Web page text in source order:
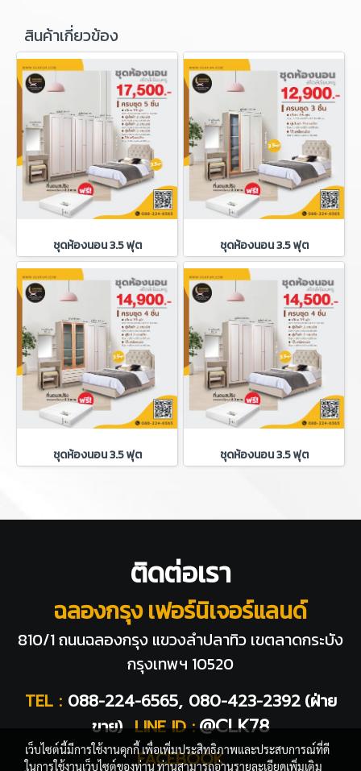
สินค้าเกี่ยวข้อง
ชุดห้องนอน 3.5 ฟุต ชุดห้องนอน 3.5 ฟุต
ชุดห้องนอน 3.5 ฟุต ชุดห้องนอน 3.5 ฟุต
ติดต่อเรา
ฉลองกรุง เฟอร์นิเจอร์แลนด์
810/1 ถนนฉลองกรุง แขวงลำปลาทิว เขตลาดกระบัง
กรุงเทพฯ 10520
TEL : 088-224-6565, 080-423-2392 (ฝ่าย
ขาย) LINE ID : @CLK78
FACEBOOK
เว็บไซต์นี้มีการใช้งานคุกกี้ เพื่อเพิ่มประสิทธิภาพและประสบการณ์ที่ดี
ในการใช้งานเว็บไซต์ของท่าน ท่านสามารถอ่านรายละเอียดเพิ่มเติม